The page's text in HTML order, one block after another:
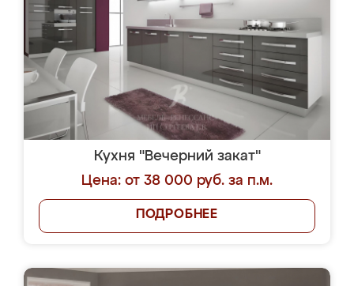
Кухня "Вечерний закат"
Цена: от 38 000 руб. за п.м.
ПОДРОБНЕЕ